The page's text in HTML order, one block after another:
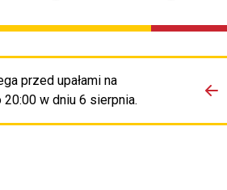
przed upałami na
w dniu 6 sierpnia.
do porzpedniego komunikatu